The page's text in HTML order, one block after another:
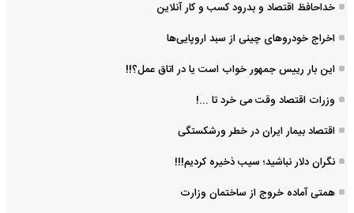
خداحافظ اقتصاد و بدرود کسب و کار آنلاین
اخراج خودروهای چینی از سبد اروپایی‌ها
این بار رییس جمهور خواب است یا در اتاق عمل؟!!
وزرات اقتصاد وقت می خرد تا ...!
اقتصاد بیمار ایران در خطر ورشکستگی
نگران دلار نباشید؛ سیب ذخیره کردیم!!!
همتی آماده خروج از ساختمان وزارت